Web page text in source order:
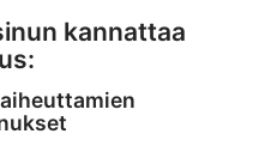
kannattaa